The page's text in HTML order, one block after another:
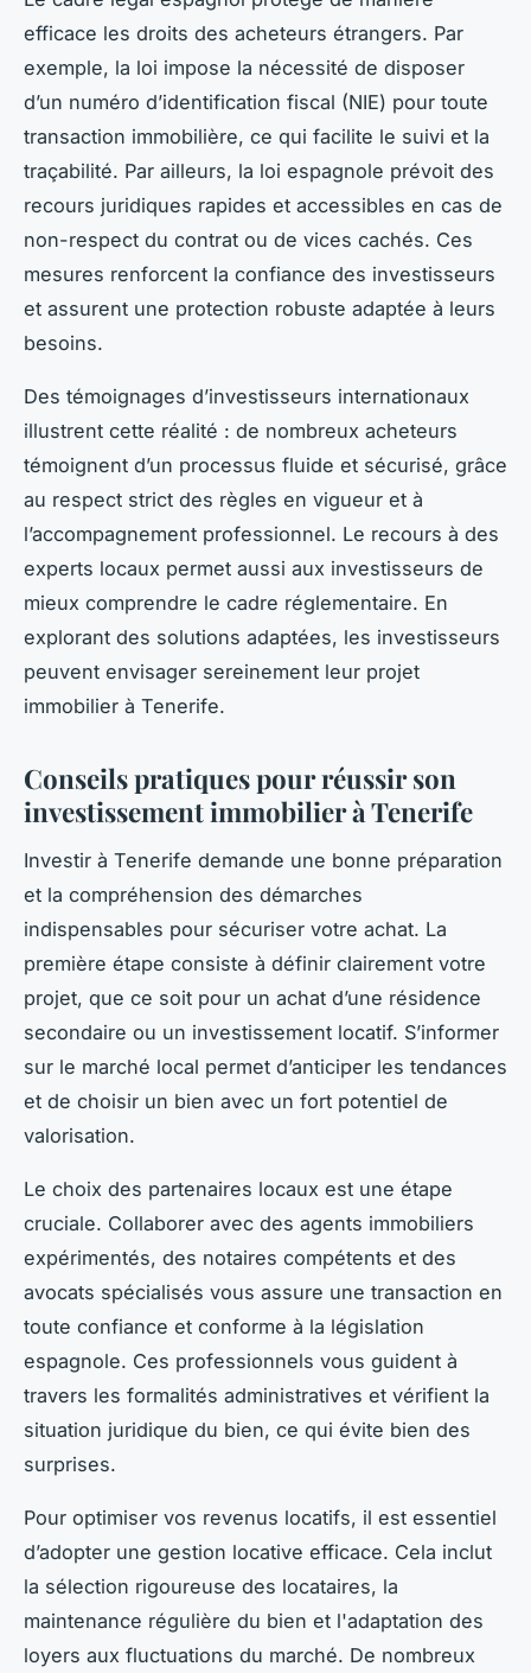
efficace les droits des acheteurs étrangers. Par
exemple, la loi impose la nécessité de disposer
d’un numéro d’identification fiscal (NIE) pour toute
transaction immobilière, ce qui facilite le suivi et la
traçabilité. Par ailleurs, la loi espagnole prévoit des
recours juridiques rapides et accessibles en cas de
non-respect du contrat ou de vices cachés. Ces
mesures renforcent la confiance des investisseurs
et assurent une protection robuste adaptée à leurs
besoins.
Des témoignages d’investisseurs internationaux
illustrent cette réalité : de nombreux acheteurs
témoignent d’un processus fluide et sécurisé, grâce
au respect strict des règles en vigueur et à
l’accompagnement professionnel. Le recours à des
experts locaux permet aussi aux investisseurs de
mieux comprendre le cadre réglementaire. En
explorant des solutions adaptées, les investisseurs
peuvent envisager sereinement leur projet
immobilier à Tenerife.
Conseils pratiques pour réussir son
investissement immobilier à Tenerife
Investir à Tenerife demande une bonne préparation
et la compréhension des démarches
indispensables pour sécuriser votre achat. La
première étape consiste à définir clairement votre
projet, que ce soit pour un achat d’une résidence
secondaire ou un investissement locatif. S’informer
sur le marché local permet d’anticiper les tendances
et de choisir un bien avec un fort potentiel de
valorisation.
Le choix des partenaires locaux est une étape
cruciale. Collaborer avec des agents immobiliers
expérimentés, des notaires compétents et des
avocats spécialisés vous assure une transaction en
toute confiance et conforme à la législation
espagnole. Ces professionnels vous guident à
travers les formalités administratives et vérifient la
situation juridique du bien, ce qui évite bien des
surprises.
Pour optimiser vos revenus locatifs, il est essentiel
d’adopter une gestion locative efficace. Cela inclut
la sélection rigoureuse des locataires, la
maintenance régulière du bien et l'adaptation des
loyers aux fluctuations du marché. De nombreux